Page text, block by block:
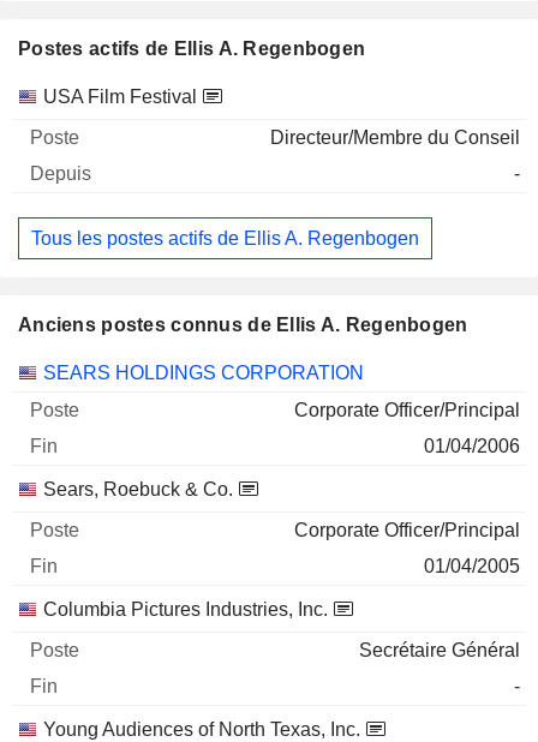
Postes actifs de Ellis A. Regenbogen
Sociétés Poste Début
USA Film Festival
Directeur/Membre du Conseil
-
Tous les postes actifs de Ellis A. Regenbogen
Anciens postes connus de Ellis A. Regenbogen
Sociétés Poste Fin
SEARS HOLDINGS CORPORATION
Corporate Officer/Principal
01/04/2006
Sears, Roebuck & Co.
Corporate Officer/Principal
01/04/2005
Columbia Pictures Industries, Inc.
Secrétaire Général
-
Young Audiences of North Texas, Inc.